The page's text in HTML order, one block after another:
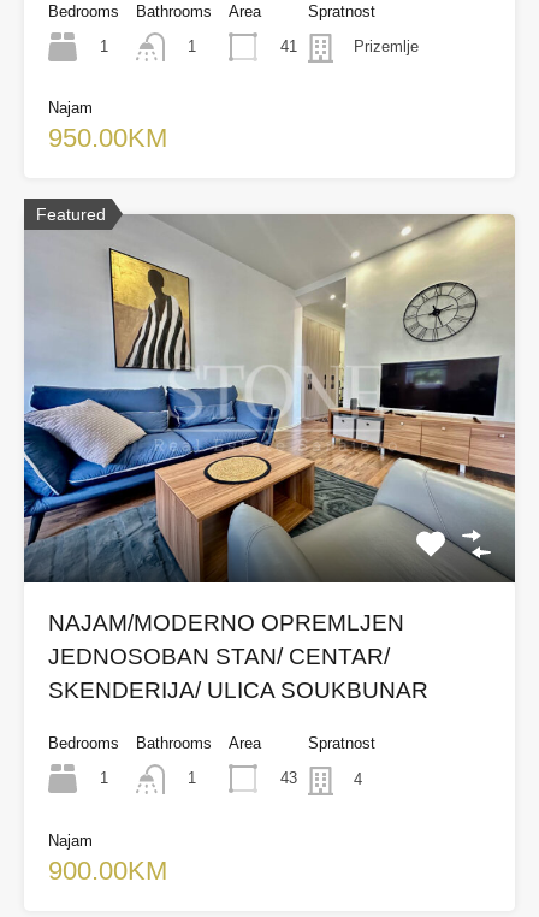
Bedrooms
1
Bathrooms
1
Area
41
Spratnost
Prizemlje
Najam
950.00KM
Featured
NAJAM/MODERNO OPREMLJEN
JEDNOSOBAN STAN/ CENTAR/
SKENDERIJA/ ULICA SOUKBUNAR
Bedrooms
1
Bathrooms
1
Area
43
Spratnost
4
Najam
900.00KM